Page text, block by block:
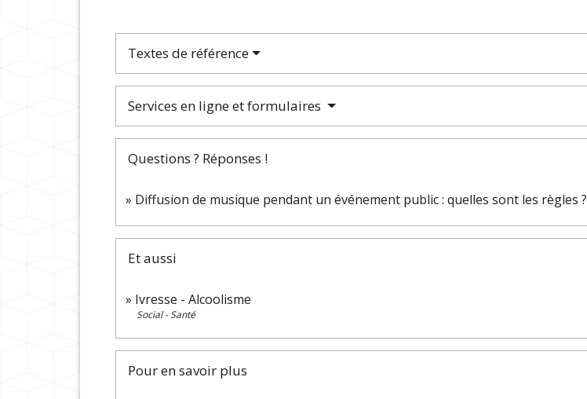
Textes de référence
Services en ligne et formulaires
Questions ? Réponses !
Diffusion de musique pendant un événement public : quelles sont les règles ?
Et aussi
Ivresse - Alcoolisme
Social - Santé
Pour en savoir plus